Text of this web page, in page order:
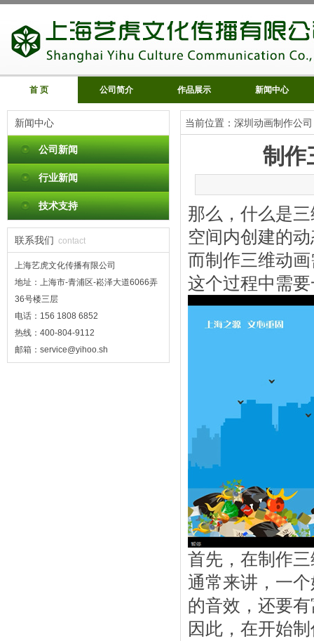
首 页 公司简介 作品展示 新闻中心
新闻中心
公司新闻
行业新闻
技术支持
联系我们 contact
上海艺虎文化传播有限公司
地址：上海市-青浦区-崧泽大道6066弄
36号楼三层
电话：156 1808 6852
热线：400-804-9112
邮箱：service@yihoo.sh
当前位置： 深圳动画制作公司
制作
那么，什么是
空间内创建的
而制作三维动
这个过程中需
首先，在制作
通常来讲，一
的音效，还要
因此，在开始